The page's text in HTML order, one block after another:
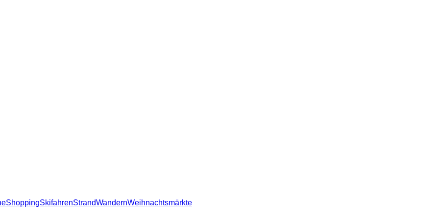
ShoppingSkifahrenStrandWandernWeihnachtsmärkte